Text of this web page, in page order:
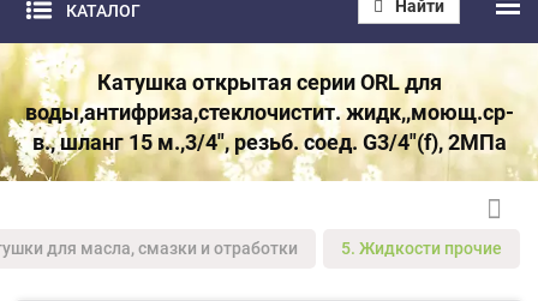
КАТАЛОГ Найти
Катушка открытая серии ORL для
воды,антифриза,стеклочистит. жидк,,моющ.ср-
в., шланг 15 м.,3/4", резьб. соед. G3/4"(f), 2МПа
для масла, смазки и отработки 5. Жидкости прочие